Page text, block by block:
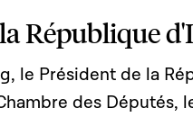
République
le Président de la
des Députés,